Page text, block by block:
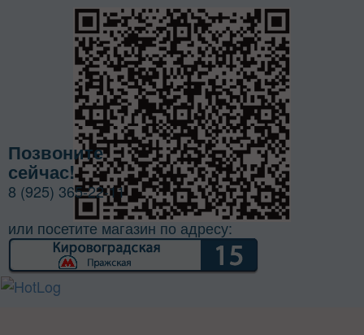
Позвоните
сейчас!
8 (925) 365-22-11
или посетите магазин по адресу: